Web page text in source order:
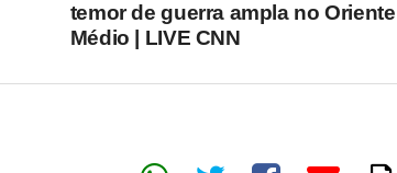
temor de guerra ampla no Oriente
Médio | LIVE CNN